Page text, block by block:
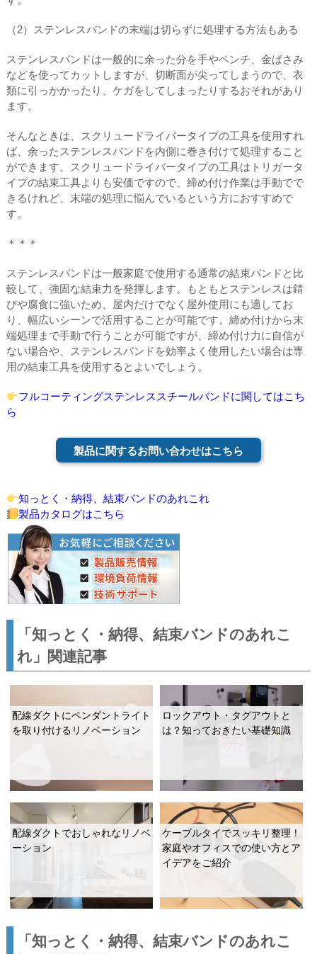
（2）ステンレスバンドの末端は切らずに処理する方法もある
ステンレスバンドは一般的に余った分を手やペンチ、金ばさみ
などを使ってカットしますが、切断面が尖ってしまうので、衣
類に引っかかったり、ケガをしてしまったりするおそれがあり
ます。
そんなときは、スクリュードライバータイプの工具を使用すれ
ば、余ったステンレスバンドを内側に巻き付けて処理すること
ができます。スクリュードライバータイプの工具はトリガータ
イプの結束工具よりも安価ですので、締め付け作業は手動でで
きるけれど、末端の処理に悩んでいるという方におすすめで
す。
＊＊＊
ステンレスバンドは一般家庭で使用する通常の結束バンドと比
較して、強固な結束力を発揮します。もともとステンレスは錆
びや腐食に強いため、屋内だけでなく屋外使用にも適してお
り、幅広いシーンで活用することが可能です。締め付けから末
端処理まで手動で行うことが可能ですが、締め付け力に自信が
ない場合や、ステンレスバンドを効率よく使用したい場合は専
用の結束工具を使用するとよいでしょう。
フルコーティングステンレススチールバンドに関してはこち
ら
製品に関するお問い合わせはこちら
知っとく・納得、結束バンドのあれこれ
製品カタログはこちら
「知っとく・納得、結束バンドのあれこ
れ」関連記事
配線ダクトにペンダントライト
を取り付けるリノベーション
ロックアウト・タグアウトと
は？知っておきたい基礎知識
配線ダクトでおしゃれなリノベ
ーション
ケーブルタイでスッキリ整理！
家庭やオフィスでの使い方とア
イデアをご紹介
「知っとく・納得、結束バンドのあれこ